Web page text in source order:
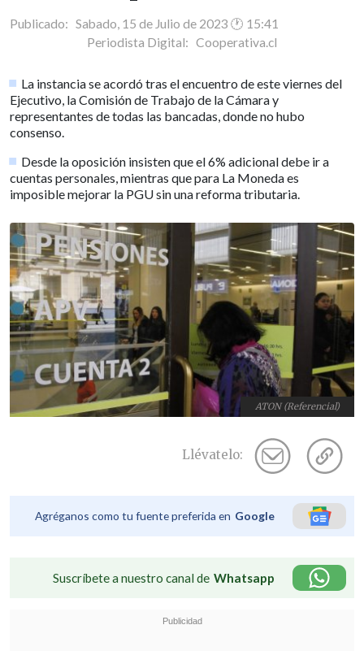
Publicado: Sabado, 15 de Julio de 2023 🕐 15:41
Periodista Digital: Cooperativa.cl
La instancia se acordó tras el encuentro de este viernes del
Ejecutivo, la Comisión de Trabajo de la Cámara y
representantes de todas las bancadas, donde no hubo
consenso.
Desde la oposición insisten que el 6% adicional debe ir a
cuentas personales, mientras que para La Moneda es
imposible mejorar la PGU sin una reforma tributaria.
ATON (Referencial)
Llévatelo:
Agréganos como tu fuente preferida en Google
Suscríbete a nuestro canal de Whatsapp